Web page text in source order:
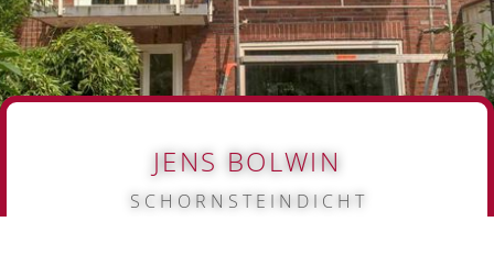
JENS BOLWIN
S C H O R N S T E I N D I C H T